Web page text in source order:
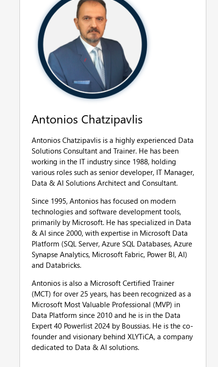
Antonios Chatzipavlis
Antonios Chatzipavlis is a highly experienced Data
Solutions Consultant and Trainer. He has been
working in the IT industry since 1988, holding
various roles such as senior developer, IT Manager,
Data & AI Solutions Architect and Consultant.
Since 1995, Antonios has focused on modern
technologies and software development tools,
primarily by Microsoft. He has specialized in Data
& AI since 2000, with expertise in Microsoft Data
Platform (SQL Server, Azure SQL Databases, Azure
Synapse Analytics, Microsoft Fabric, Power BI, AI)
and Databricks.
Antonios is also a Microsoft Certified Trainer
(MCT) for over 25 years, has been recognized as a
Microsoft Most Valuable Professional (MVP) in
Data Platform since 2010 and he is in the Data
Expert 40 Powerlist 2024 by Boussias. He is the co-
founder and visionary behind XLYTiCA, a company
dedicated to Data & AI solutions.